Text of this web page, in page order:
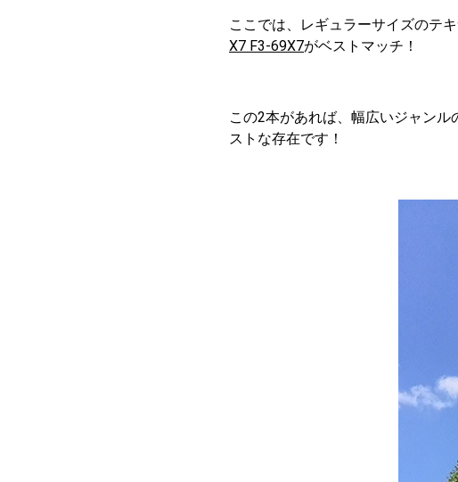
ここでは、レギュラーサイズのテ
X7 F3-69X7がベストマッチ！
この2本があれば、幅広いジャン
ストな存在です！